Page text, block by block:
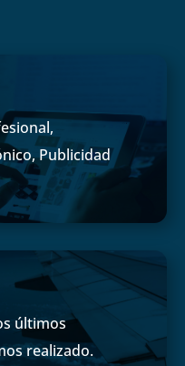
Publicidad
últimos
realizado.